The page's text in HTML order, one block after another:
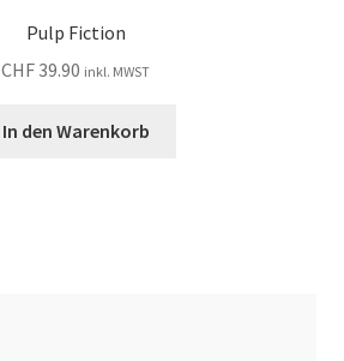
Pulp Fiction
CHF39.90 inkl. MWST
In den Warenkorb